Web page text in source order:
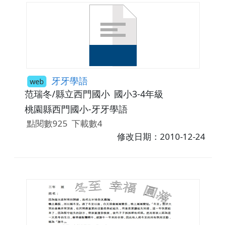
web 牙牙學語
范瑞冬/縣立西門國小 國小3-4年級
桃園縣西門國小-牙牙學語
點閱數925 下載數4
修改日期：2010-12-24